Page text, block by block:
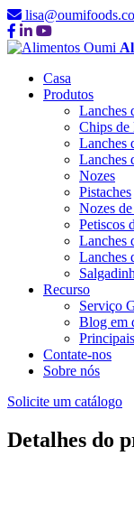
Casa
Produtos
Lanches
Chips de
Lanches
Lanches
Nozes
Pistaches
Nozes
Petiscos
Lanches
Lanches
Recurso
Serviço
Blog em
Contate-nos
Sobre nós
Solicite um catálogo
Detalhes do